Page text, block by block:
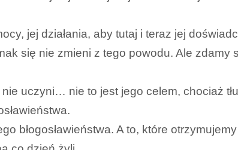
jej działania, aby tutaj i teraz jej
się nie zmieni z tego powodu. Ale
uczyni… nie to jest jego celem, chociaż
błogosławieństwa. A to, które